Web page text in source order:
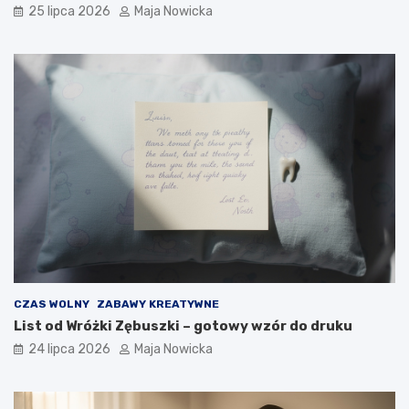
25 lipca 2026 Maja Nowicka
CZAS WOLNY ZABAWY KREATYWNE
List od Wróżki Zębuszki – gotowy wzór do druku
24 lipca 2026 Maja Nowicka